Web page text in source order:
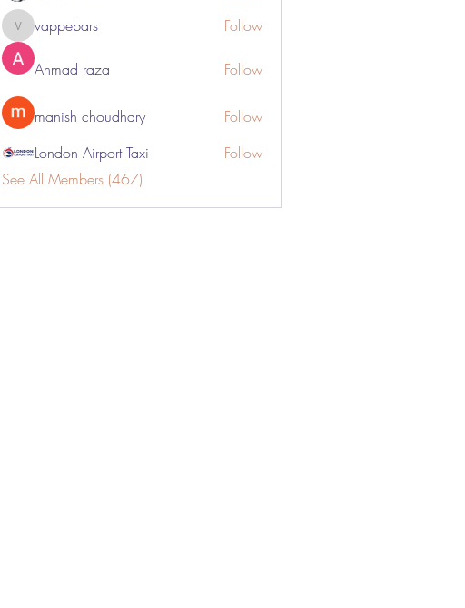
vappebars
vappebars Follow
Ahmad raza Follow
manish choudhary
Follow
London Airport Taxi
Follow
See All Members (467)